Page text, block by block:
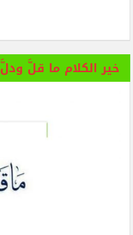
خير الكلام ما قلَّ ودلَّ